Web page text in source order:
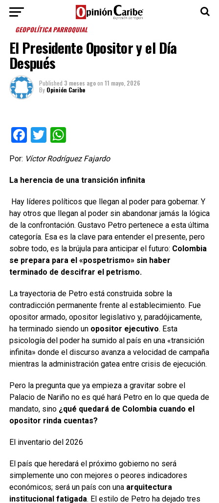
GEOPOLÍTICA PARROQUIAL
El Presidente Opositor y el Día
Después
Published 3 meses agoon 11 mayo, 2026
By Opinión Caribe
Facebook
TwitterWhatsApp
Por: Víctor Rodríguez Fajardo
La herencia de una transición infinita
Hay líderes políticos que llegan al poder para gobernar. Y
hay otros que llegan al poder sin abandonar jamás la lógica
de la confrontación. Gustavo Petro pertenece a esta última
categoría. Esa es la clave para entender el presente, pero
sobre todo, es la brújula para anticipar el futuro: Colombia
se prepara para el «pospetrismo» sin haber
terminado de descifrar el petrismo.
La trayectoria de Petro está construida sobre la
contradicción permanente frente al establecimiento. Fue
opositor armado, opositor legislativo y, paradójicamente,
ha terminado siendo un opositor ejecutivo. Esta
psicología del poder ha sumido al país en una «transición
infinita» donde el discurso avanza a velocidad de campaña
mientras la administración gatea entre crisis de ejecución.
Pero la pregunta que ya empieza a gravitar sobre el
Palacio de Nariño no es qué hará Petro en lo que queda de
mandato, sino ¿qué quedará de Colombia cuando el
opositor rinda cuentas?
El inventario del 2026
El país que heredará el próximo gobierno no será
simplemente uno con mejores o peores indicadores
económicos; será un país con una arquitectura
institucional fatigada. El estilo de Petro ha dejado tres